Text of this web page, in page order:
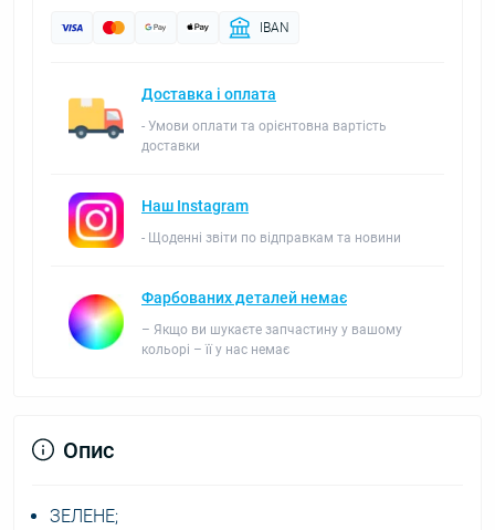
IBAN
Доставка і оплата
- Умови оплати та орієнтовна вартість
доставки
Наш Instagram
- Щоденні звіти по відправкам та новини
Фарбованих деталей немає
– Якщо ви шукаєте запчастину у вашому
кольорі – її у нас немає
Опис
ЗЕЛЕНЕ;